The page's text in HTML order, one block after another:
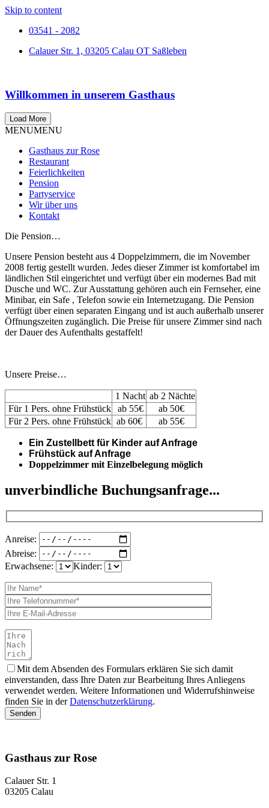
Skip to content
03541 - 2082
Calauer Str. 1, 03205 Calau OT Saßleben
Willkommen in unserem Gasthaus
Load More
MENUMENU
Gasthaus zur Rose
Restaurant
Feierlichkeiten
Pension
Partyservice
Wir über uns
Kontakt
Die Pension…
Unsere Pension besteht aus 4 Doppelzimmern, die im November
2008 fertig gestellt wurden. Jedes dieser Zimmer ist komfortabel im
ländlichen Stil eingerichtet und verfügt über ein modernes Bad mit
Dusche und WC. Zur Ausstattung gehören auch ein Fernseher, eine
Minibar, ein Safe , Telefon sowie ein Internetzugang. Die Pension
verfügt über einen separaten Eingang und ist auch außerhalb unserer
Öffnungszeiten zugänglich. Die Preise für unsere Zimmer sind nach
der Dauer des Aufenthalts gestaffelt!
Unsere Preise…
1 Nacht ab 2 Nächte
Für 1 Pers. ohne Frühstück
ab 55€
ab 50€
Für 2 Pers. ohne Frühstück ab 60€ ab 55€
Ein Zustellbett für Kinder auf Anfrage
Frühstück auf Anfrage
Doppelzimmer mit Einzelbelegung möglich
unverbindliche Buchungsanfrage...
Anreise:
Abreise:
Erwachsene:
Kinder:
Mit dem Absenden des Formulars erklären Sie sich damit
einverstanden, dass Ihre Daten zur Bearbeitung Ihres Anliegens
verwendet werden. Weitere Informationen und Widerrufshinweise
finden Sie in derDatenschutzerklärung.
Gasthaus zur Rose
Calauer Str. 1
03205 Calau